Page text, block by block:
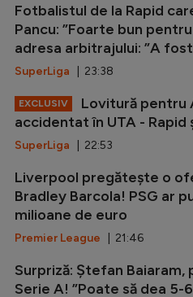
Fotbalistul de la Rapid
Pancu: ”Foarte bun
adresa arbitrajului: ”A
SuperLiga | 23:38
EXCLUSIV
Lovitură pentru
accidentat în UTA - Rapid
SuperLiga | 22:53
Liverpool pregătește o
Bradley Barcola! PSG ar
milioane de euro
Premier League | 21:46
Surpriză: Ștefan Baiaram,
Serie A! ”Poate să dea 5-